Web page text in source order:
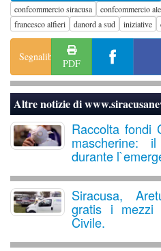
confcommercio siracusa confcommercio
francesco alfieri
danord a sud iniziative
Segnalibro
PDF
Altre notizie di
Raccolta fondi
mascherine:
durante
Siracusa,
gratis i mezzi
Civile.